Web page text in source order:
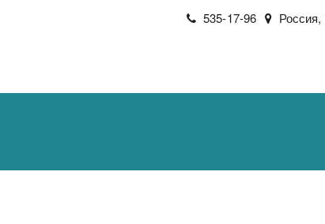
535-17-96 Россия,